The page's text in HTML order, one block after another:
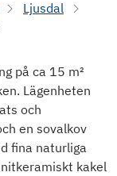
Ljusdal
på ca 15 m²
Lägenheten
och
en sovalkov
fina naturliga
kakel